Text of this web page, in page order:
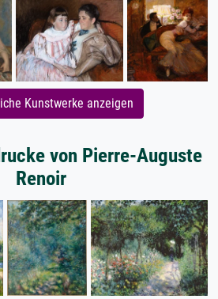
Kunstwerke anzeigen
von Pierre-Auguste
Renoir